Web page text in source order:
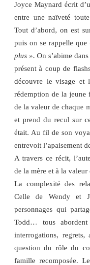
Joyce Maynard écrit
entre une naïveté
Tout d’abord, on est
puis on se rappelle que
plus ». On s’abime
présent à coup de
découvre le visage et
rédemption de la jeune
de la valeur de chaque
et prend du recul sur
était. Au fil de son
entrevoit l’apaisement
A travers ce récit,
de la mère et à la
La complexité des
Celle de Wendy et
personnages qui
Todd… tous
interrogations,
question du rôle du
famille recomposée.